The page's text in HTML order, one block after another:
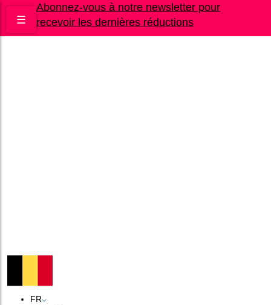
Abonnez-vous à notre newsletter pour
recevoir les dernières réductions
☰
FR